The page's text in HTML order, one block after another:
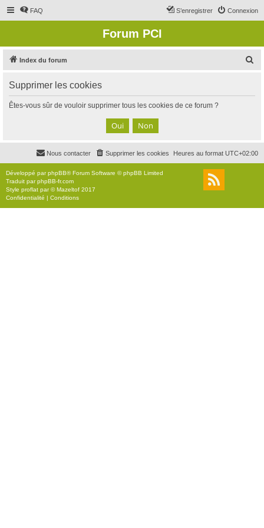
FAQ Connexion
S’enregistrer
Forum PCI
Index du forum
c
Supprimer les cookies
Êtes-vous sûr de vouloir supprimer tous les cookies de ce forum ?
Heures au format UTC+02:00
Supprimer les cookies
Nous contacter
Développé parphpBB® Forum Software © phpBB Limited
Traduit parphpBB-fr.com
Style proflat par ©Mazeltof 2017
Confidentialité | Conditions